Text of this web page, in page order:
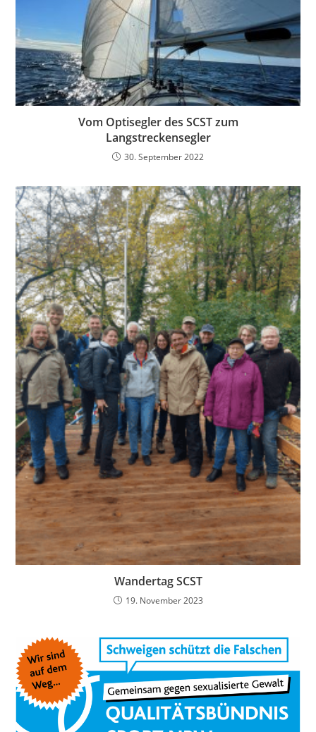
Vom Optisegler des SCST zum
Langstreckensegler
30. September 2022
Wandertag SCST
19. November 2023